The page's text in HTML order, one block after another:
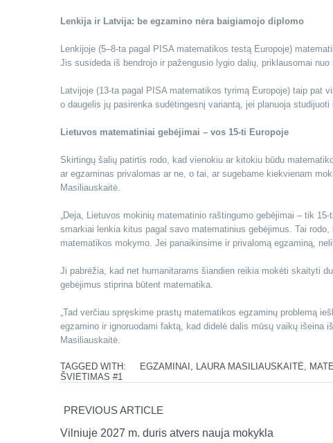
Lenkija ir Latvija: be egzamino nėra baigiamojo diplomo
Lenkijoje (5–8-ta pagal PISA matematikos testą Europoje)
Jis susideda iš bendrojo ir pažengusio lygio dalių, priklausomai
Latvijoje (13-ta pagal PISA matematikos tyrimą Europoje) taip
o daugelis jų pasirenka sudėtingesnį variantą, jei planuoja
Lietuvos matematiniai gebėjimai – vos 15-ti Europoje
Skirtingų šalių patirtis rodo, kad vienokiu ar kitokiu būdu
ar egzaminas privalomas ar ne, o tai, ar sugebame kiekvienam
Masiliauskaitė.
„Deja, Lietuvos mokinių matematinio raštingumo gebėjimai – tik
smarkiai lenkia kitus pagal savo matematinius gebėjimus. Tai
matematikos mokymo. Jei panaikinsime ir privalomą egzaminą,
Ji pabrėžia, kad net humanitarams šiandien reikia mokėti skaityti
gebėjimus stiprina būtent matematika.
„Tad verčiau spręskime prastų matematikos egzaminų problemą
egzamino ir ignoruodami faktą, kad didelė dalis mūsų vaikų išeina
Masiliauskaitė.
TAGGED WITH: EGZAMINAI , LAURA MASILIAUSKAITĖ,
ŠVIETIMAS #1
PREVIOUS ARTICLE
Vilniuje 2027 m. duris atvers nauja mokykla